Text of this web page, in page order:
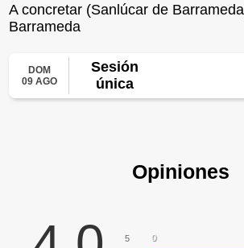
A concretar (Sanlúcar de
Barrameda
DOM
09 AGO
Sesión
única
Opiniones
5 0